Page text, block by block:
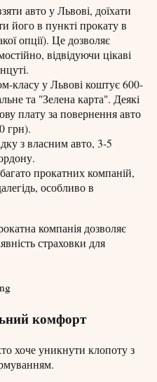
авто у Львові, доїхати
його в пункті прокату в
опції). Це дозволяє
відвідуючи цікаві
класу у Львові коштує 600-
та "Зелена карта". Деякі
плату за повернення авто
грн).
з власним авто, 3-5
прокатних компаній,
особливо в
компанія дозволяє
страховки для
комфорт
хоче уникнути клопоту з